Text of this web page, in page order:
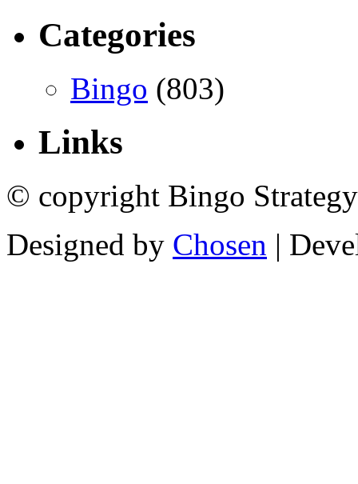
Categories
Bingo (803)
Links
© copyright Bingo
Designed by Chosen |